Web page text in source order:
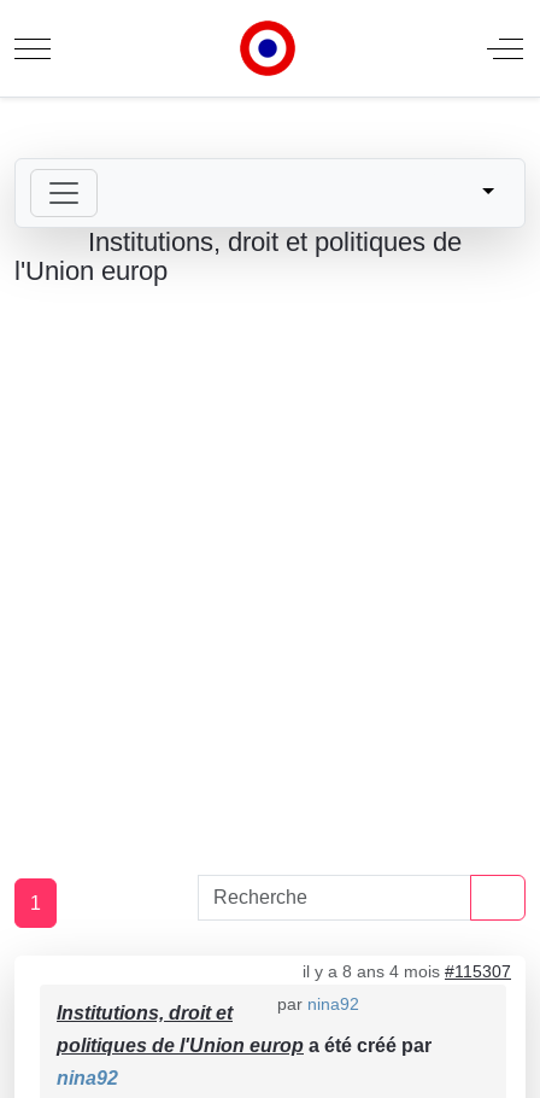
Mobile Menu Toggle Off-
Institutions, droit et politiques de
l'Union europ
1
il y a 8 ans 4 mois #115307
par nina92
Institutions, droit et
politiques de l'Union europ a été créé par
nina92